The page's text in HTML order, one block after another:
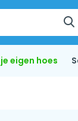
eigen hoes